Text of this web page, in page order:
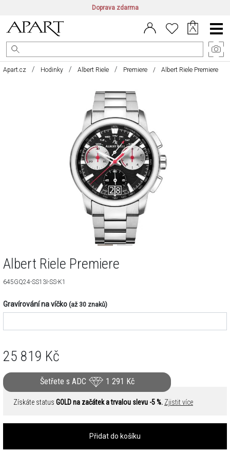
Doprava zdarma
CZ/CZK | EN/EUR PL/PLN
Main
Menu
Apart.cz Hodinky Albert Riele Premiere Albert Riele Premiere
Albert Riele Premiere
645GQ24-SS13I-SS-K1
Gravírování na víčko (až 30 znaků)
25 819 Kč
Šetřete s ADC 1 291 Kč
Získáte status GOLD na začátek a trvalou slevu -5 %. Zjistit více
Přidat do košíku